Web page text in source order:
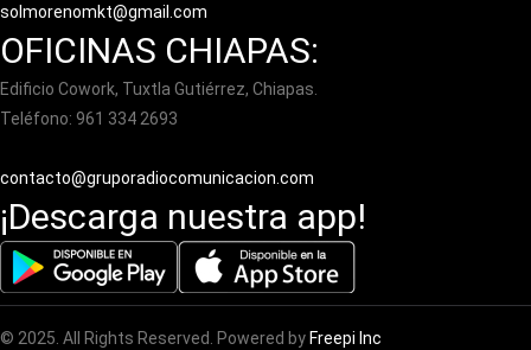
solmorenomkt@gmail.com
OFICINAS CHIAPAS:
Edificio Cowork, Tuxtla Gutiérrez, Chiapas.
Teléfono: 961 334 2693
contacto@gruporadiocomunicacion.com
¡Descarga nuestra app!
© 2025. All Rights Reserved. Powered byFreepi Inc